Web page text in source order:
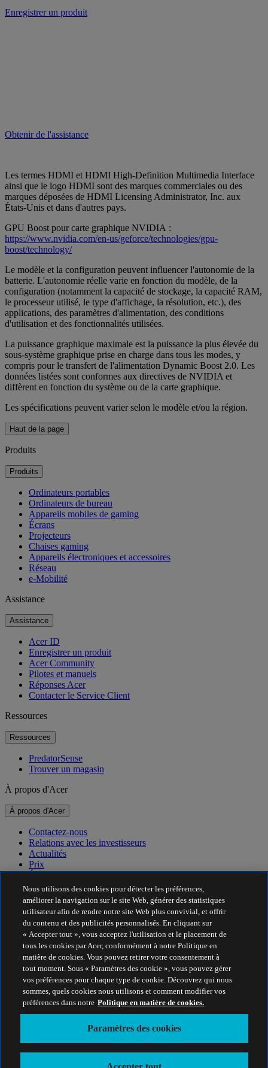
Enregistrer un produit
Obtenir de l'assistance
Les termes HDMI et HDMI High-Definition Multimedia Interface
ainsi que le logo HDMI sont des marques commerciales ou des
marques déposées de HDMI Licensing Administrator, Inc. aux
États-Unis et dans d'autres pays.
GPU Boost pour carte graphique NVIDIA :
https://www.nvidia.com/en-us/geforce/technologies/gpu-
boost/technology/
Le modèle et la configuration peuvent influencer l'autonomie de la
batterie. L'autonomie réelle varie en fonction du modèle, de la
configuration (notamment la capacité de stockage, la capacité RAM,
le processeur utilisé, le type d'affichage, la résolution, etc.), des
applications, des paramètres d'alimentation, des conditions
d'utilisation et des fonctionnalités utilisées.
La puissance graphique maximale est la puissance la plus élevée du
sous-système graphique prise en charge dans tous les modes, y
compris pour le transfert de l'alimentation Dynamic Boost 2.0. Les
données listées sont conformes aux directives de NVIDIA et
diffèrent en fonction du système ou de la carte graphique.
Les spécifications peuvent varier selon le modèle et/ou la région.
Haut de la page
Produits
Produits
Ordinateurs portables
Ordinateurs de bureau
Appareils mobiles de gaming
Écrans
Projecteurs
Chaises gaming
Appareils électroniques et accessoires
Réseau
e-Mobilité
Assistance
Assistance
Acer ID
Enregistrer un produit
Acer Community
Pilotes et manuels
Réponses Acer
Contacter le Service Client
Ressources
Ressources
PredatorSense
Trouver un magasin
À propos d'Acer
À propos d'Acer
Contactez-nous
Relations avec les investisseurs
Actualités
Prix
Événements
Développement durable
Développement durable
Responsabilité sociale de l'entreprise
Empreinte carbone du produit
Project Humanity
Earthion
Politique de confidentialité
Politique en matière de cookies
Mentions légales
Informations légales supplémentaires
Politique en matière d'accessibilité
Paramètres des cookies
France - Français
Nous utilisons des cookies pour détecter les préférences,
améliorer la navigation sur le site Web, générer des statistiques
utilisateur afin de rendre notre site Web plus convivial, et offrir
du contenu et des publicités personnalisés. En cliquant sur
« Accepter tout », vous acceptez l'utilisation et le placement de
tous les cookies par Acer, conformément à notre Politique en
matière de cookies. Vous pouvez retirer votre consentement à
tout moment. Sous « Paramètres des cookie », vous pouvez gérer
vos préférences pour chaque type de cookie. Découvrez qui nous
sommes, quels cookies nous utilisons et comment modifier vos
préférences dans notre Politique en matière de cookies.
Paramètres des cookies